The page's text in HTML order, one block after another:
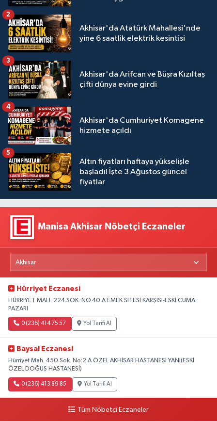
Akhisar'da Atatürk Mahallesi'nde
yine 6 saatlik elektrik kesintisi
2
Akhisar'da Arifcan ve Büşra Kızıltaş
çifti dünya evine girdi
3
Akhisar'da Cumhuriyet Komagene
hizmete açıldı
4
Altın fiyatları haftaya yükselişle
başladı! İşte 3 Ağustos güncel
fiyatlar
5
Manisa Akhisar Nöbetçi Eczaneler
Hürriyet Eczanesi
HÜRRİYET MAH. 224.SOK. NO.40 A EMEK SİTESİ KARŞISI-ESKİ CUMA
PAZARI
0 (236) 414 75 57 Yol Tarifi Al
Baysal Eczanesi
Hürriyet Mah. 450 Sok. No:2 A ÖZEL AKHİSAR HASTANESİ YANI(ESKİ
ÖZEL DOĞUŞ HASTANESİ)
0 (236) 413 89 85 Yol Tarifi Al
Tüm Nöbetçi Eczaneler